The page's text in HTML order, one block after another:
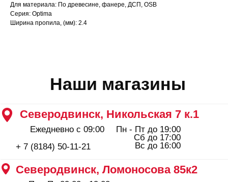
Для материала: По древесине, фанере, ДСП, OSB
Серия: Optima
Ширина пропила, (мм): 2.4
Архангельск, Урицкого 50 к.1
Пн - Пт 09:00 - 19:00
+ 7 (911) 562-83-03